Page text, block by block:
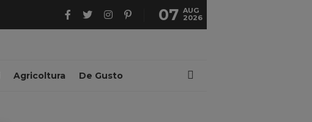
07 AUG
2026
Agricoltura De Gusto